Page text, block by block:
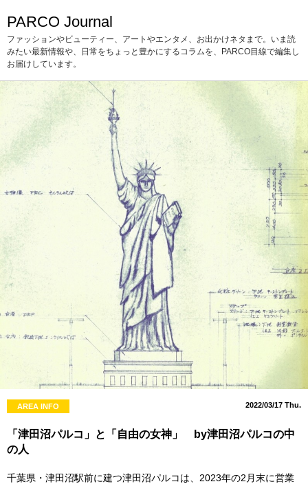
PARCO Journal
ファッションやビューティー、アートやエンタメ、お出かけネタまで。いま読
みたい最新情報や、日常をちょっと豊かにするコラムを、PARCO目線で編集し
お届けしています。
AREA INFO 2022/03/17 Thu.
「津田沼パルコ」と「自由の女神」 by津田沼パルコの中
の人
千葉県・津田沼駅前に建つ津田沼パルコは、2023年の2月末に営業